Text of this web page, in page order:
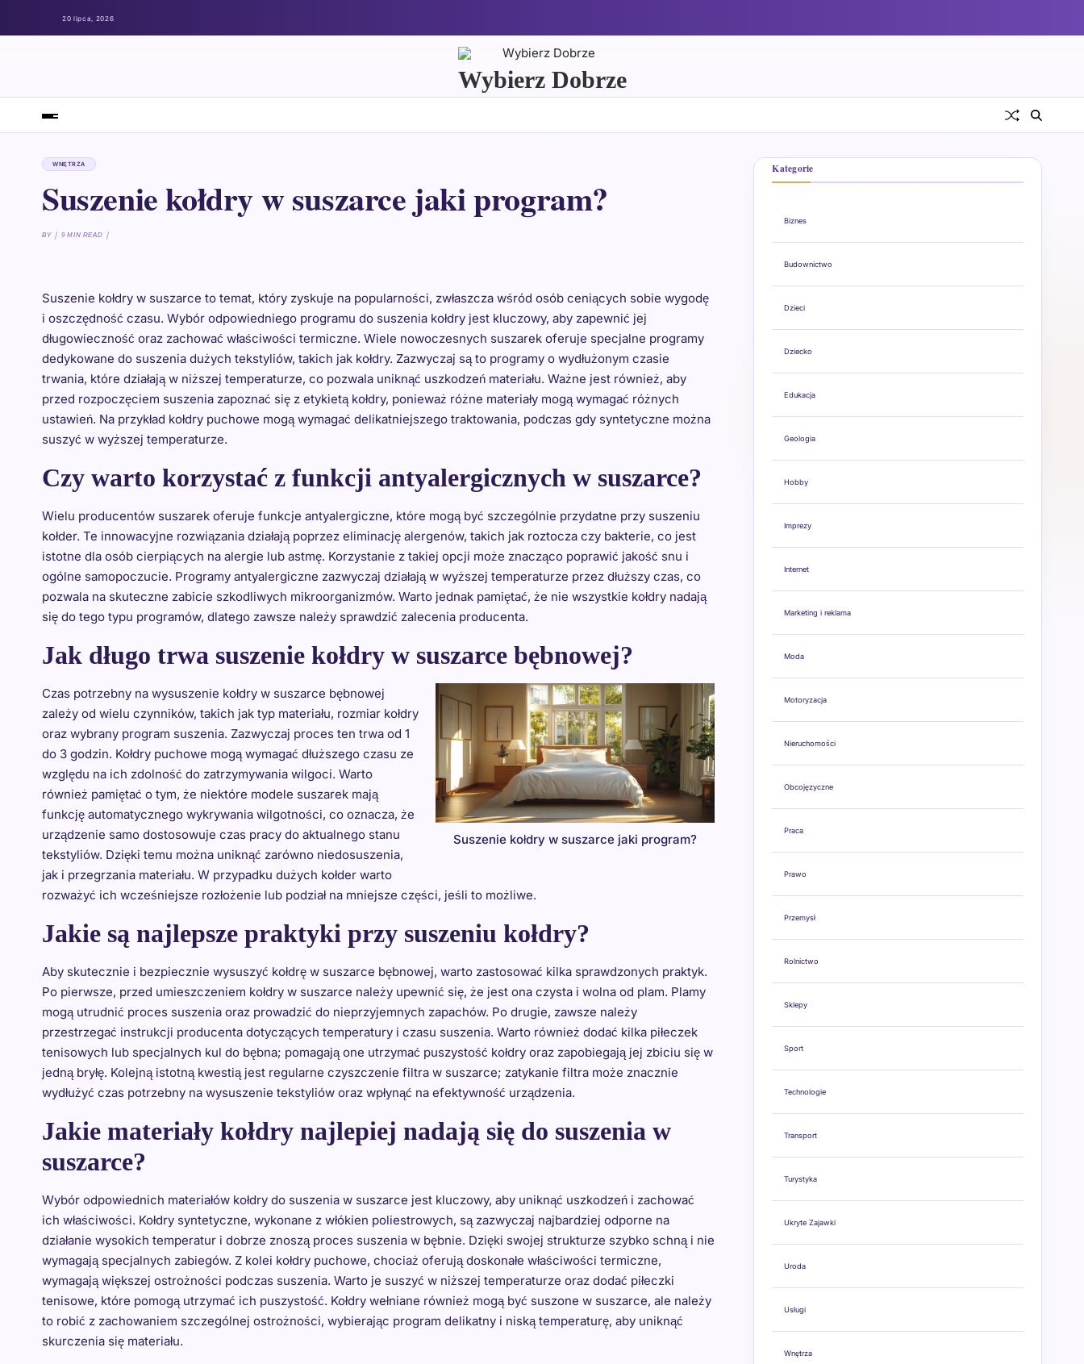
20 lipca, 2026
Wybierz Dobrze
WNĘTRZA
Suszenie kołdry w suszarce jaki program?
BY 9 MIN READ
Suszenie kołdry w suszarce to temat, który zyskuje na popularności, zwłaszcza wśród osób ceniących sobie wygodę
i oszczędność czasu. Wybór odpowiedniego programu do suszenia kołdry jest kluczowy, aby zapewnić jej
długowieczność oraz zachować właściwości termiczne. Wiele nowoczesnych suszarek oferuje specjalne programy
dedykowane do suszenia dużych tekstyliów, takich jak kołdry. Zazwyczaj są to programy o wydłużonym czasie
trwania, które działają w niższej temperaturze, co pozwala uniknąć uszkodzeń materiału. Ważne jest również, aby
przed rozpoczęciem suszenia zapoznać się z etykietą kołdry, ponieważ różne materiały mogą wymagać różnych
ustawień. Na przykład kołdry puchowe mogą wymagać delikatniejszego traktowania, podczas gdy syntetyczne można
suszyć w wyższej temperaturze.
Czy warto korzystać z funkcji antyalergicznych w suszarce?
Wielu producentów suszarek oferuje funkcje antyalergiczne, które mogą być szczególnie przydatne przy suszeniu
kołder. Te innowacyjne rozwiązania działają poprzez eliminację alergenów, takich jak roztocza czy bakterie, co jest
istotne dla osób cierpiących na alergie lub astmę. Korzystanie z takiej opcji może znacząco poprawić jakość snu i
ogólne samopoczucie. Programy antyalergiczne zazwyczaj działają w wyższej temperaturze przez dłuższy czas, co
pozwala na skuteczne zabicie szkodliwych mikroorganizmów. Warto jednak pamiętać, że nie wszystkie kołdry nadają
się do tego typu programów, dlatego zawsze należy sprawdzić zalecenia producenta.
Jak długo trwa suszenie kołdry w suszarce bębnowej?
Suszenie kołdry w suszarce jaki program?
Czas potrzebny na wysuszenie kołdry w suszarce bębnowej
zależy od wielu czynników, takich jak typ materiału, rozmiar kołdry
oraz wybrany program suszenia. Zazwyczaj proces ten trwa od 1
do 3 godzin. Kołdry puchowe mogą wymagać dłuższego czasu ze
względu na ich zdolność do zatrzymywania wilgoci. Warto
również pamiętać o tym, że niektóre modele suszarek mają
funkcję automatycznego wykrywania wilgotności, co oznacza, że
urządzenie samo dostosowuje czas pracy do aktualnego stanu
tekstyliów. Dzięki temu można uniknąć zarówno niedosuszenia,
jak i przegrzania materiału. W przypadku dużych kołder warto
rozważyć ich wcześniejsze rozłożenie lub podział na mniejsze części, jeśli to możliwe.
Jakie są najlepsze praktyki przy suszeniu kołdry?
Aby skutecznie i bezpiecznie wysuszyć kołdrę w suszarce bębnowej, warto zastosować kilka sprawdzonych praktyk.
Po pierwsze, przed umieszczeniem kołdry w suszarce należy upewnić się, że jest ona czysta i wolna od plam. Plamy
mogą utrudnić proces suszenia oraz prowadzić do nieprzyjemnych zapachów. Po drugie, zawsze należy
przestrzegać instrukcji producenta dotyczących temperatury i czasu suszenia. Warto również dodać kilka piłeczek
tenisowych lub specjalnych kul do bębna; pomagają one utrzymać puszystość kołdry oraz zapobiegają jej zbiciu się w
jedną bryłę. Kolejną istotną kwestią jest regularne czyszczenie filtra w suszarce; zatykanie filtra może znacznie
wydłużyć czas potrzebny na wysuszenie tekstyliów oraz wpłynąć na efektywność urządzenia.
Jakie materiały kołdry najlepiej nadają się do suszenia w
suszarce?
Wybór odpowiednich materiałów kołdry do suszenia w suszarce jest kluczowy, aby uniknąć uszkodzeń i zachować
ich właściwości. Kołdry syntetyczne, wykonane z włókien poliestrowych, są zazwyczaj najbardziej odporne na
działanie wysokich temperatur i dobrze znoszą proces suszenia w bębnie. Dzięki swojej strukturze szybko schną i nie
wymagają specjalnych zabiegów. Z kolei kołdry puchowe, chociaż oferują doskonałe właściwości termiczne,
wymagają większej ostrożności podczas suszenia. Warto je suszyć w niższej temperaturze oraz dodać piłeczki
tenisowe, które pomogą utrzymać ich puszystość. Kołdry wełniane również mogą być suszone w suszarce, ale należy
to robić z zachowaniem szczególnej ostrożności, wybierając program delikatny i niską temperaturę, aby uniknąć
skurczenia się materiału.
Kategorie
Biznes
Budownictwo
Dzieci
Dziecko
Edukacja
Geologia
Hobby
Imprezy
Internet
Marketing i reklama
Moda
Motoryzacja
Nieruchomości
Obcojęzyczne
Praca
Prawo
Przemysł
Rolnictwo
Sklepy
Sport
Technologie
Transport
Turystyka
Ukryte Zajawki
Uroda
Usługi
Wnętrza